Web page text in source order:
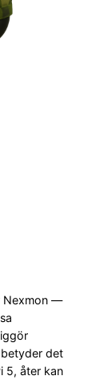
Nexmon —
det
5, åter kan